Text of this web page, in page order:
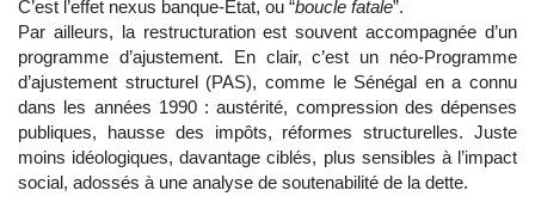
C’est l’effet nexus banque-État, ou “boucle fatale”.
Par ailleurs, la restructuration est souvent accompagnée d’un
programme d’ajustement. En clair, c’est un néo-Programme
d’ajustement structurel (PAS), comme le Sénégal en a connu
dans les années 1990 : austérité, compression des dépenses
publiques, hausse des impôts, réformes structurelles. Juste
moins idéologiques, davantage ciblés, plus sensibles à l’impact
social, adossés à une analyse de soutenabilité de la dette.